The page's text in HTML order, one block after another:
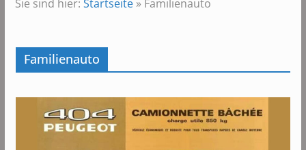
Sie sind hier: Startseite» Familienauto
Familienauto